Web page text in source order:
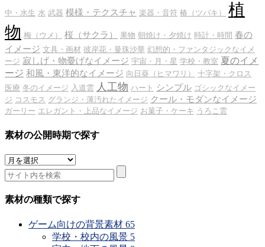
中・水生 水 武器 模様・テクスチャ 楽器・音符 椿（ツバキ）
植
物 梅（ウメ） 桜（サクラ） 果物 朝焼け・夕焼け 時計・時間 春の
イメージ 文具・画材 彼岸花・曼珠沙華 幻想的・ファンタジックなイメ
ージ 寂しげ・物憂げなイメージ 宇宙・月・星 学校・教室 夏のイメ
ージ 和風・東洋的なイメージ 向日葵（ヒマワリ）
十字架・クロス
医療 冬のイメージ 入道雲 人工物 ハート シンプル ゴシックなイメー
ジ コスモス グランジ・薄汚れたイメージ クール・モダンなイメージ
ガーリー エレガント・上品なイメージ お菓子・ケーキ うろこ雲
素材の公開時期で探す
素
材
の
公
素材の種類で探す
ゲーム向けの背景素材 65
学校・校内の風景 5